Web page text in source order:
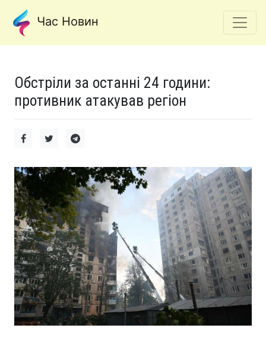
Час Новин
Обстріли за останні 24 години:
противник атакував регіон